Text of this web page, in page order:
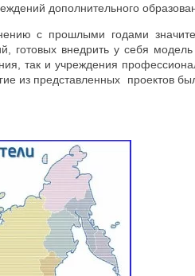
дополнительного
с прошлыми годами
готовых внедрить у себя
так и учреждения
из представленных проектов